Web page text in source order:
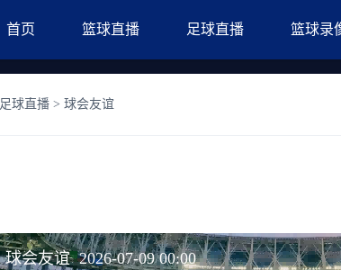
首页 篮球直播 足球直播 篮球录
足球直播 > 球会友谊
球会友谊 2026-07-09 00:00